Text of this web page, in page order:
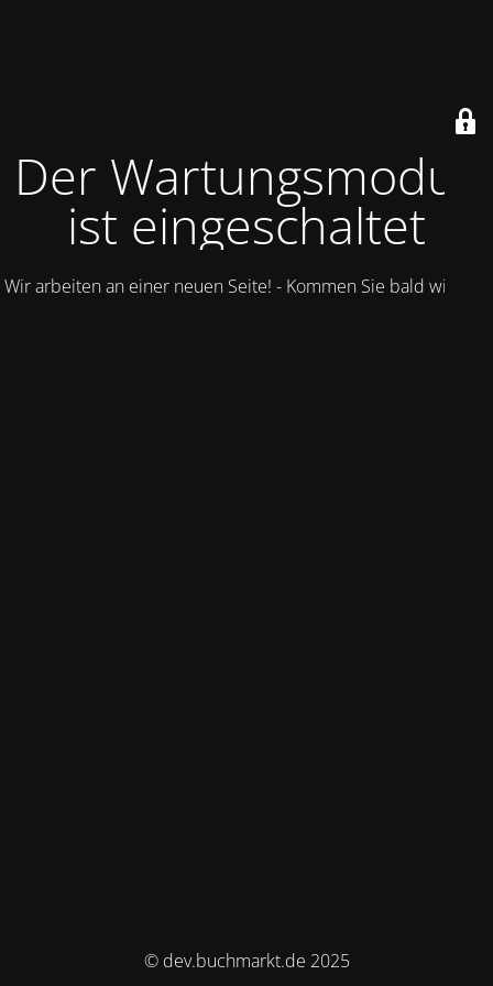
Der Wartungsmodus
ist eingeschaltet
Wir arbeiten an einer neuen Seite! - Kommen Sie bald wieder.
© dev.buchmarkt.de 2025